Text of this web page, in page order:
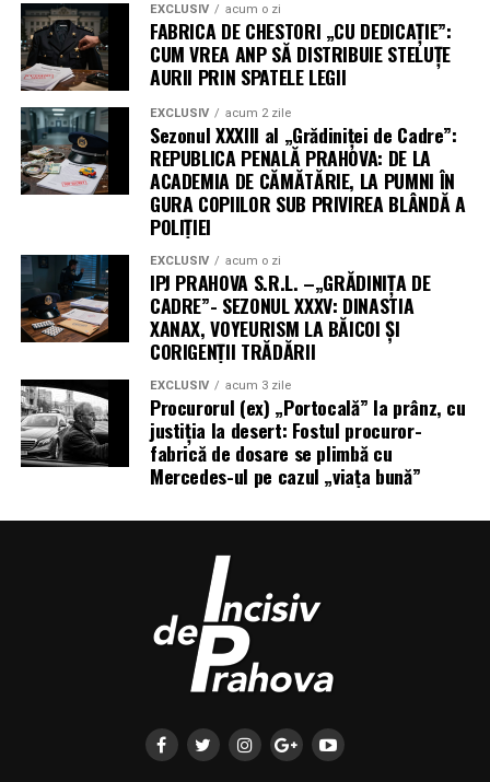
EXCLUSIV acum o zi
FABRICA DE CHESTORI „CU DEDICAȚIE”:
CUM VREA ANP SĂ DISTRIBUIE STELUȚE
AURII PRIN SPATELE LEGII
EXCLUSIV acum 2 zile
Sezonul XXXIII al „Grădiniței de Cadre”:
REPUBLICA PENALĂ PRAHOVA: DE LA
ACADEMIA DE CĂMĂTĂRIE, LA PUMNI ÎN
GURA COPIILOR SUB PRIVIREA BLÂNDĂ A
POLIȚIEI
EXCLUSIV acum o zi
IPJ PRAHOVA S.R.L. –„GRĂDINIȚA DE
CADRE”- SEZONUL XXXV: DINASTIA
XANAX, VOYEURISM LA BĂICOI ȘI
CORIGENȚII TRĂDĂRII
EXCLUSIV acum 3 zile
Procurorul (ex) „Portocală” la prânz, cu
justiția la desert: Fostul procuror-
fabrică de dosare se plimbă cu
Mercedes-ul pe cazul „viața bună”